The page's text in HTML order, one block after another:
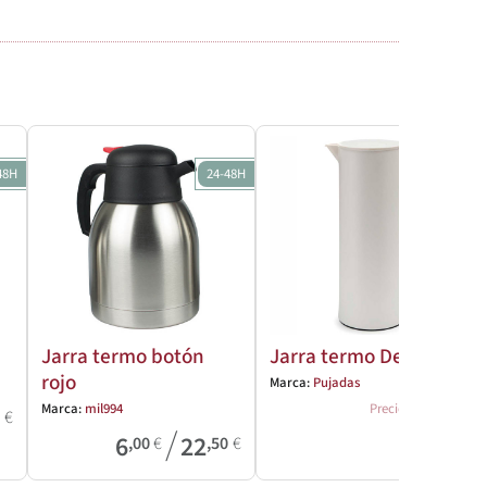
€
24-48H
Jarra termo botón
rojo
Marca: mil994
6,00€/22,50€
Jarra termo Design
Marca: Pujadas
Precio